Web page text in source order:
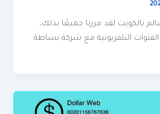
بالكويت لقد مررنا جميعًا بذلك،
القنوات التلفزيونية مع شركة بساطة